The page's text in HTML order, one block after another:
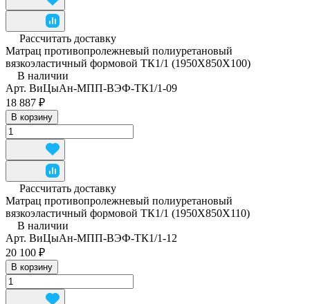
Рассчитать доставку
Матрац противопролежневый полиуретановый
вязкоэластичный формовой ТК1/1 (1950Х850Х100)
В наличии
Арт. ВиЦыАн-МПП-ВЭФ-ТК1/1-09
18 887 ₽
В корзину
Рассчитать доставку
Матрац противопролежневый полиуретановый
вязкоэластичный формовой ТК1/1 (1950Х850Х110)
В наличии
Арт. ВиЦыАн-МПП-ВЭФ-ТК1/1-12
20 100 ₽
В корзину